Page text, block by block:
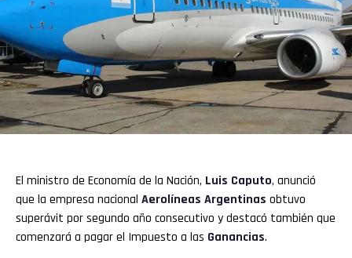
El ministro de Economía de la Nación, Luis Caputo, anunció
que la empresa nacional Aerolíneas Argentinas obtuvo
superávit por segundo año consecutivo y destacó también que
comenzará a pagar el Impuesto a las Ganancias.